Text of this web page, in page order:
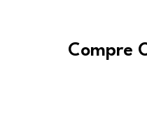
Compre